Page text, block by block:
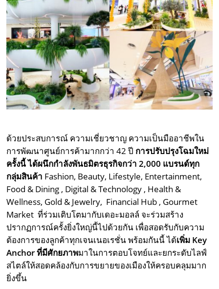
ด้วยประสบการณ์ ความเชี่ยวชาญ ความเป็นมืออาชีพใน
การพัฒนาศูนย์การค้ามากกว่า 42 ปี การปรับปรุงโฉมใหม่
ครั้งนี้ ได้ผนึกกำลังพันธมิตรธุรกิจกว่า2,000 แบรนด์ทุก
กลุ่มสินค้า Fashion, Beauty, Lifestyle, Entertainment,
Food & Dining , Digital & Technology , Health &
Wellness, Gold & Jewelry, Financial Hub , Gourmet
Market ที่ร่วมเติบโตมากับเดอะมอลล์ จะร่วมสร้าง
ปรากฏการณ์ครั้งยิ่งใหญ่นี้ไปด้วยกัน เพื่อสอดรับกับความ
ต้องการของลูกค้าทุกเจนเนอเรชั่น พร้อมกันนี้ ได้เพิ่ม Key
Anchor ที่มีศักยภาพมาในการตอบโจทย์และยกระดับไลฟ์
สไตล์ให้สอดคล้องกับการขยายของเมืองให้ครอบคลุมมาก
ยิ่งขึ้น